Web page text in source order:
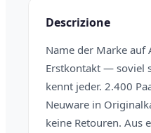
Descrizione
Name der Marke auf
Erstkontakt — soviel
kennt jeder. 2.400
Neuware in
keine Retouren. Aus